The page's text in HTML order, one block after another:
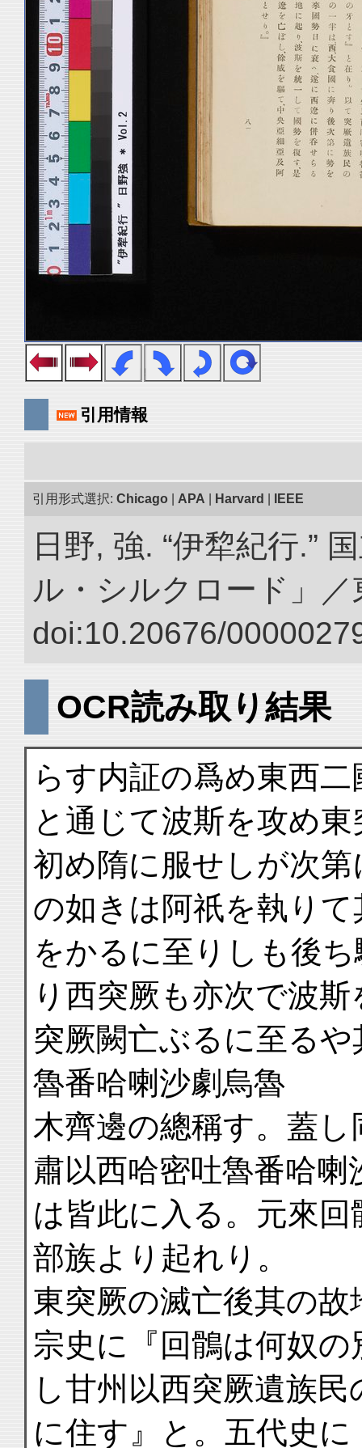
引用情報
引用形式選択: Chicago APA Harvard IEEE
日野, 強. “伊犂紀行.”
ル・シルクロード」／
doi:10.20676/
OCR読み取り結果
らす内証の爲め東西
と通じて波斯を攻め東
初め隋に服せしが次
の如きは阿祇を執りて
をかるに至りしも後
り西突厥も亦次で波
突厥闕亡ぶるに至る
魯番哈喇沙劇烏魯
木齊邊の總稱す。蓋
肅以西哈密吐魯番哈喇
は皆此に入る。元來
部族より起れり。
東突厥の滅亡後其の故
宗史に『回鶻は何奴
し甘州以西突厥遺族民
に住す』と。五代史